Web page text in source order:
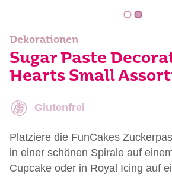
Dekorationen
Sugar Paste
Hearts Small
Glutenfrei
Platziere die FunCakes
in einer schönen Spirale auf
Cupcake oder in Royal Icing auf